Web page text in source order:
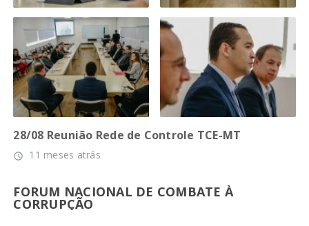
28/08 Reunião Rede de Controle TCE-MT
access_time 11 meses atrás
FORUM NACIONAL DE COMBATE À
CORRUPÇÃO